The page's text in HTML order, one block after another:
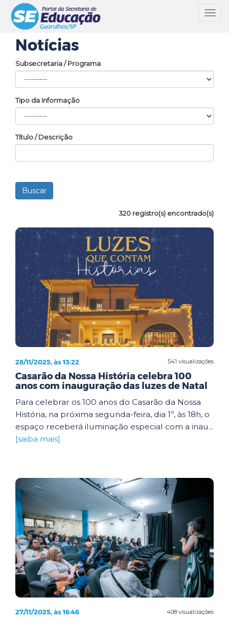
Notícias
Subsecretaria / Programa
Tipo da Informação
Título / Descrição
320 registro(s) encontrado(s)
541 visualizações
28/11/2025, às 13:22
Casarão da Nossa História celebra 100
anos com inauguração das luzes de Natal
Para celebrar os 100 anos do Casarão da Nossa
História, na próxima segunda-feira, dia 1º, às 18h, o
espaço receberá iluminação especial com a inau...
[saiba mais]
408 visualizações
27/11/2025, às 16:46